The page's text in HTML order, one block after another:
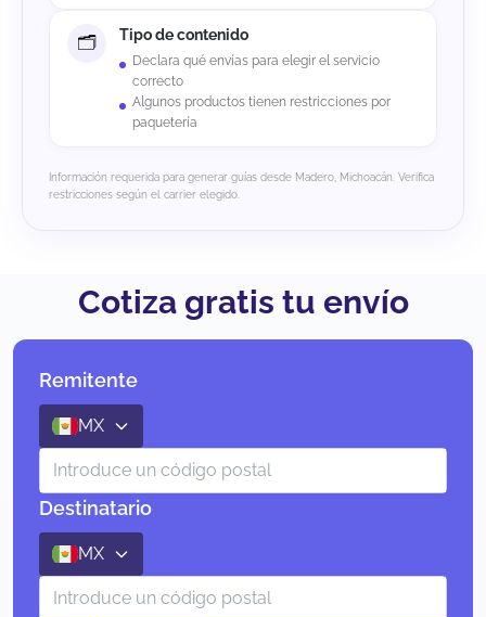
Tipo de contenido
Declara qué envías para elegir el servicio
correcto
Algunos productos tienen restricciones por
paquetería
Información requerida para generar guías desde Madero, Michoacán. Verifica
restricciones según el carrier elegido.
Cotiza gratis tu envío
Remitente
MX
Destinatario
MX